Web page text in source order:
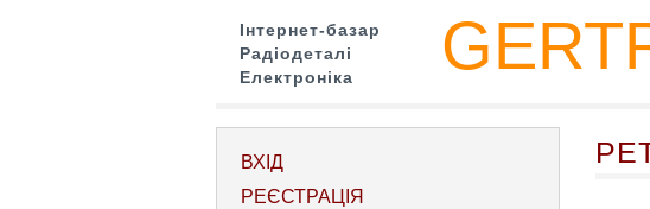
Інтернет-базар
Радіодеталі
Електроніка
ВХІД
РЕЄСТРАЦІЯ